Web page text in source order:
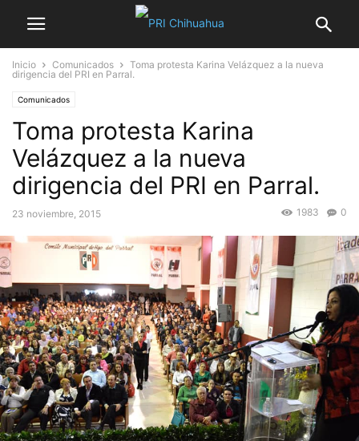
Inicio Comunicados
Toma protesta Karina Velázquez a la nueva
dirigencia del PRI en Parral.
Comunicados
Toma protesta Karina
Velázquez a la nueva
dirigencia del PRI en Parral.
23 noviembre, 2015 0
1983